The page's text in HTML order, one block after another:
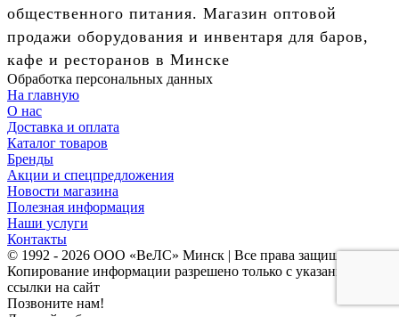
общественного питания. Магазин оптовой
продажи оборудования и инвентаря для баров,
кафе и ресторанов в Минске
Обработка персональных данных
На главную
О нас
Доставка и оплата
Каталог товаров
Бренды
Акции и спецпредложения
Новости магазина
Полезная информация
Наши услуги
Контакты
© 1992 - 2026 ООО «ВеЛС» Минск | Все права защищены
Копирование информации разрешено только с указанием
ссылки на сайт
Позвоните нам!